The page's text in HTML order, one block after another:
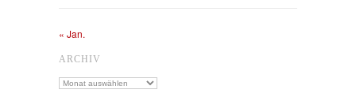
« Jan.
ARCHIV
Archiv